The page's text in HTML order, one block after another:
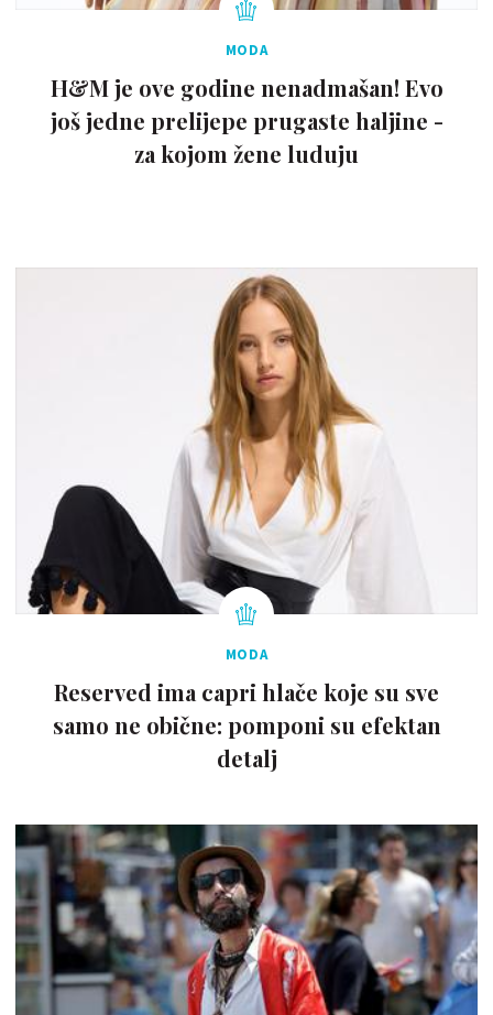
MODA
H&M je ove godine nenadmašan! Evo
još jedne prelijepe prugaste haljine -
za kojom žene luduju
MODA
Reserved ima capri hlače koje su sve
samo ne obične: pomponi su efektan
detalj